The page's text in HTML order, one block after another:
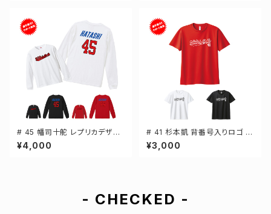
# 45 幡司十舵 レプリカデザイ
ン 3カラー 選手還元 長袖Tシャ
ツ S-XXLサイズ 501101
¥4,000
# 41 杉本凱 背番号入りロゴ ド
ライTシャツ 半袖 選手還元 3カ
ラー S-5Lサイズ 000300
¥3,000
- CHECKED -